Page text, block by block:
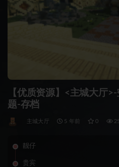
【优质资源】<主城大厅
题-存档
主城大厅 5 年前 0
靓仔
贵宾